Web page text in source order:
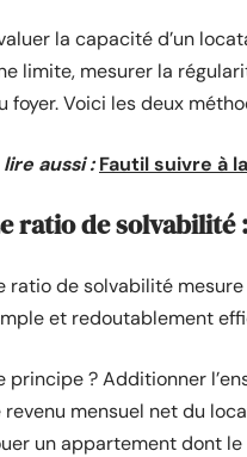
la capacité d’un
limite, mesurer la
foyer. Voici les deux
lire aussi : Fautil suivre à
ratio de solvabilité
ratio de solvabilité
et redoutablement
principe ? Additionner
revenu mensuel net du
un appartement dont